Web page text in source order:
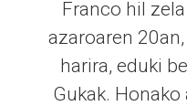
Franco hil
azaroaren
harira, eduki
Gukak.